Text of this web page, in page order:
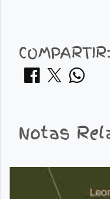
COMPARTIR:
Notas